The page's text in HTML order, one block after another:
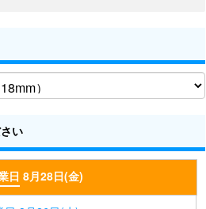
い
日 8月28日(金)